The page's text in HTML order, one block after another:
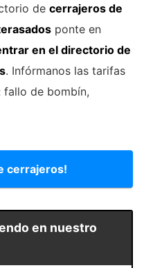
de cerrajeros de
ponte en
en el directorio de
. Infórmanos las tarifas
fallo de bombín,
cerrajeros!
en nuestro